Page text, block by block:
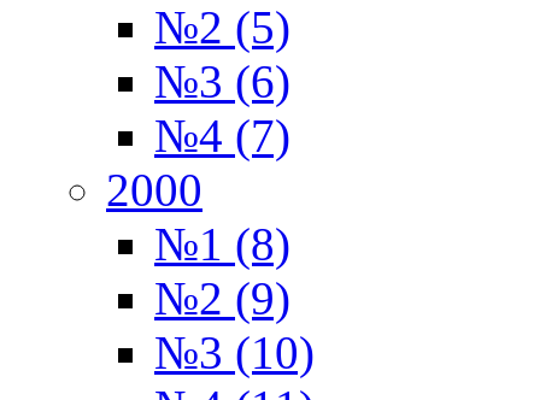
№2 (5)
№3 (6)
№4 (7)
2000
№1 (8)
№2 (9)
№3 (10)